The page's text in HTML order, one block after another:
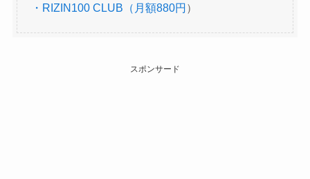
・RIZIN100 CLUB（月額880円 ）
スポンサード